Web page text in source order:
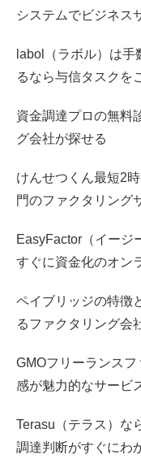
システムでビジネス
labol（ラボル）は
るなら与信タスクを
資金調達プロの無料
グ会社が探せる
けんせつくん最短2
門のファクタリング
EasyFactor（イージ
すぐに資金化のオン
ペイブリッジの特徴
るファクタリング会
GMOフリーランス
感が魅力的なサービ
Terasu（テラス）な
調達判断がすぐにわ